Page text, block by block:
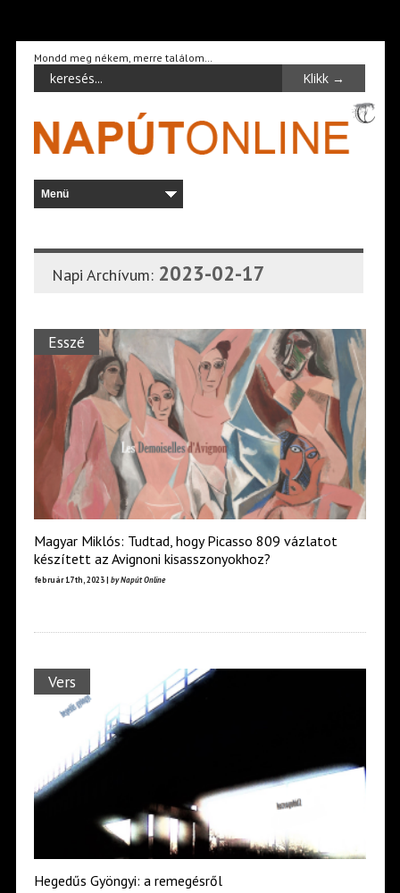
Mondd meg nékem, merre találom…
Napi Archívum: 2023-02-17
Esszé
Magyar Miklós: Tudtad, hogy Picasso 809 vázlatot
készített az Avignoni kisasszonyokhoz?
február 17th, 2023 | by Napút Online
Vers
Hegedűs Gyöngyi: a remegésről